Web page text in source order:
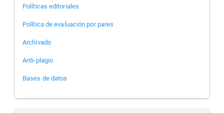
Políticas editoriales
Política de evaluación por pares
Archivado
Anti-plagio
Bases de datos